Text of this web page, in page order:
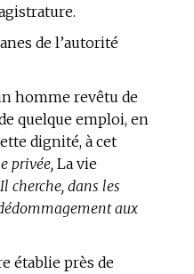
de l’autorité
homme revêtu de
quelque emploi, en
dignité, à cet
privée, La vie
Il cherche, dans les
aux
établie près de